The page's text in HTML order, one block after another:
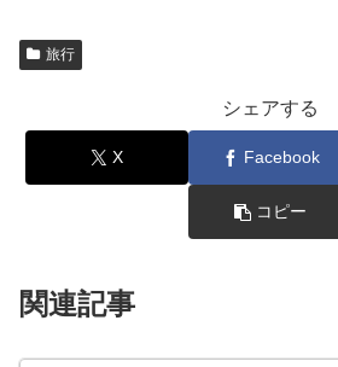
旅行
シェアする
X Facebook
コピー
関連記事